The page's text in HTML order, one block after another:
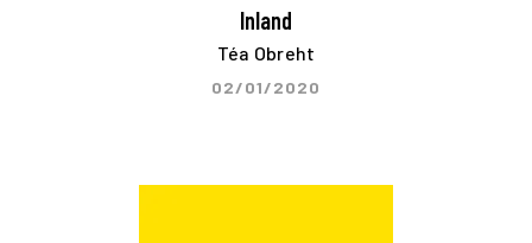
Inland
Téa Obreht
02/01/2020